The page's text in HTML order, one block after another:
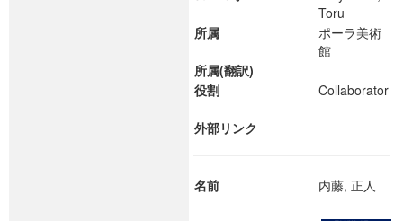
Toru
所属
ポーラ美術
館
所属(翻訳)
役割
Collaborator
外部リンク
名前 内藤, 正人